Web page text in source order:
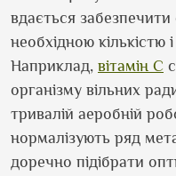
вдається забезпечити
необхідною кількістю
Наприклад, вітамін С
організму вільних
тривалій аеробній
нормалізують ряд
доречно підібрати